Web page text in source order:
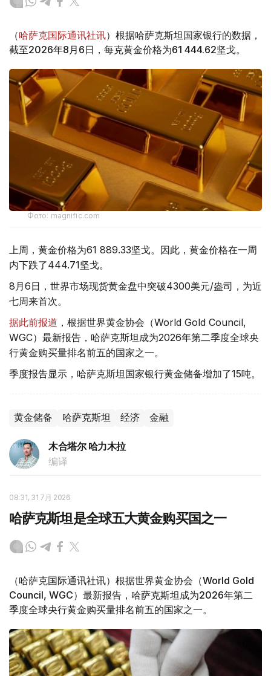
（哈萨克国际通讯社讯）根据哈萨克斯坦国家银行的数据，
截至2026年8月6日，每克黄金价格为61 444.62坚戈。
Фото: magnific.com
上周，黄金价格为61 889.33坚戈。因此，黄金价格在一周
内下跌了444.71坚戈。
8月6日，世界市场现货黄金盘中突破4300美元/盎司，为近
七周来首次。
据此前报道 ，根据世界黄金协会（World Gold Council,
WGC）最新报告，哈萨克斯坦成为2026年第二季度全球央
行黄金购买量排名前五的国家之一。
季度报告显示，哈萨克斯坦国家银行黄金储备增加了15吨。
黄金储备 哈萨克斯坦 经济 金融
木合塔尔 哈力木拉
编译
08:31, 31 7月 2026
哈萨克斯坦是全球五大黄金购买国之一
（哈萨克国际通讯社讯）根据世界黄金协会（World Gold
Council, WGC）最新报告，哈萨克斯坦成为2026年第二
季度全球央行黄金购买量排名前五的国家之一。